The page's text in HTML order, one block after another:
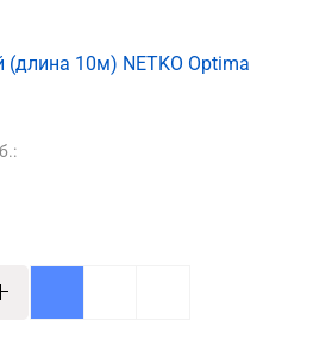
(длина 10м) NETKO Optima